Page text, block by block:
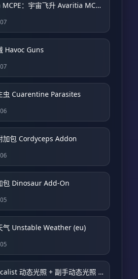
Avaritia MCPE：宇宙飞升 Avaritia MCPE: Cosmic Ascension
Havoc Guns
虫 Cuarentine Parasites
加包 Cordyceps Addon
包 Dinosaur Add-On
气 Unstable Weather (eu)
EuPhilocalist 动态光照 + 副手动态光照 EuPhilocalist Dynamic Light + Offhand Dynamic Light